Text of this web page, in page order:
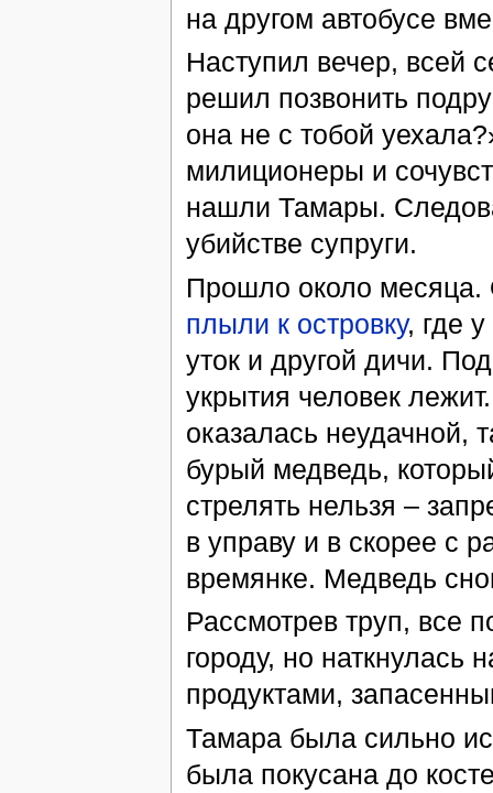
на другом автобусе
Наступил вечер, всей
решил позвонить
она не с тобой
милиционеры и
нашли Тамары.
убийстве супруги.
Прошло около месяца.
плыли к островку, где
уток и другой дичи.
укрытия человек
оказалась неудачной,
бурый медведь,
стрелять нельзя –
в управу и в скорее с
времянке. Медведь
Рассмотрев труп, все
городу, но наткнулась
продуктами,
Тамара была сильно
была покусана до